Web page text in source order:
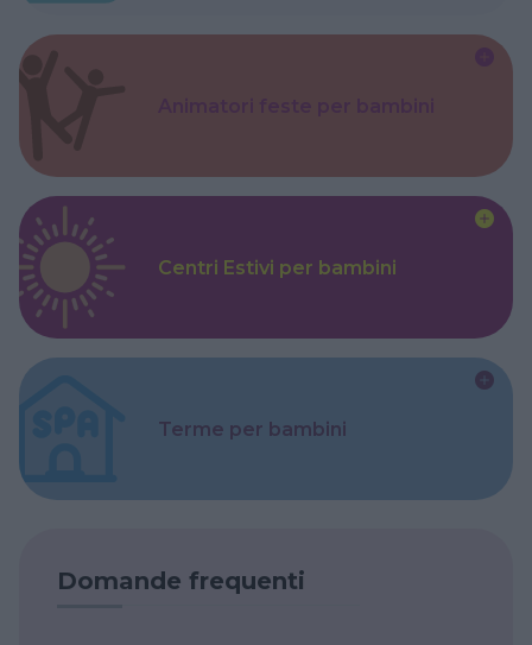
Centri Estivi per bambini
Terme per bambini
Domande frequenti